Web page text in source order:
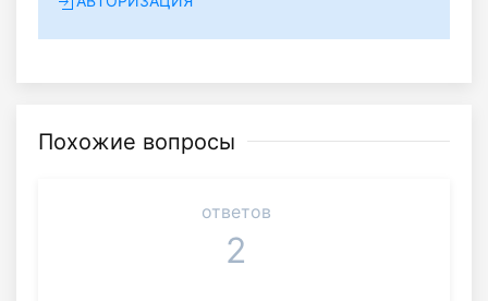
Похожие вопросы
ответов
2